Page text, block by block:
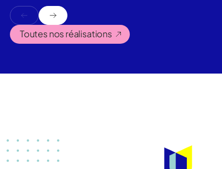
Toutes nos réalisations